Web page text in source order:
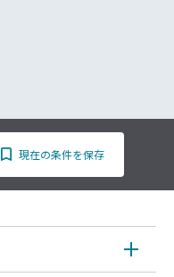
現在の条件を保存